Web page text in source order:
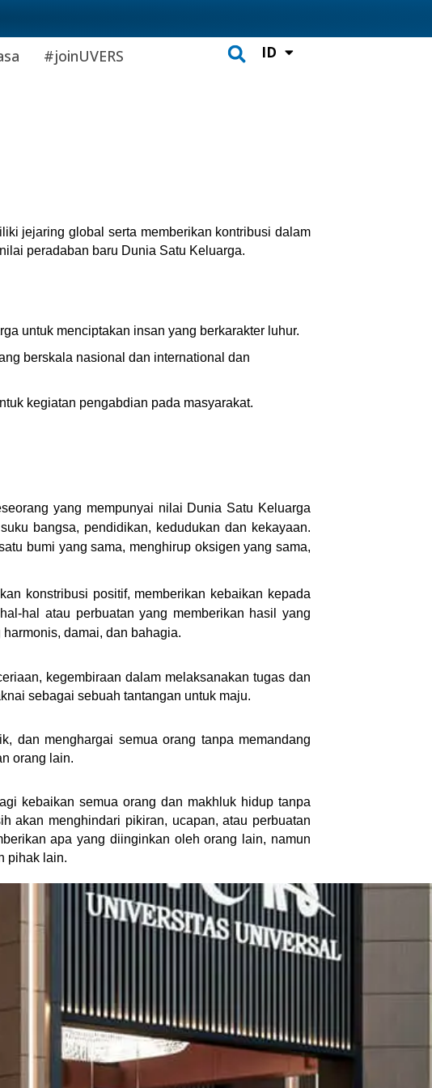
#joinUVERS Search
ID
CH
jejaring global serta memberikan kontribusi dalam
peradaban baru Dunia Satu Keluarga.
untuk menciptakan insan yang berkarakter luhur.
berskala nasional dan international dan
kegiatan pengabdian pada masyarakat.
yang mempunyai nilai Dunia Satu Keluarga
bangsa, pendidikan, kedudukan dan kekayaan.
bumi yang sama, menghirup oksigen yang sama,
konstribusi positif, memberikan kebaikan kepada
hal atau perbuatan yang memberikan hasil yang
damai, dan bahagia.
kegembiraan dalam melaksanakan tugas dan
sebagai sebuah tantangan untuk maju.
dan menghargai semua orang tanpa memandang
orang lain.
kebaikan semua orang dan makhluk hidup tanpa
akan menghindari pikiran, ucapan, atau perbuatan
apa yang diinginkan oleh orang lain, namun
pihak lain.